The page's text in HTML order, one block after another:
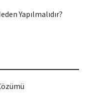
Yapılmalıdır?